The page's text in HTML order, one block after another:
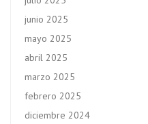
junio 2025
mayo 2025
abril 2025
marzo 2025
febrero 2025
diciembre 2024